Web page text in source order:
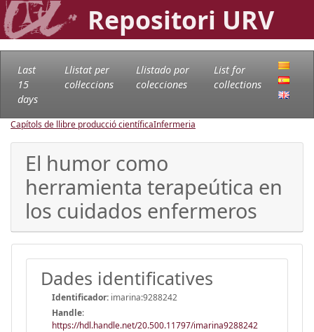
Repositori URV
Last
15
days
Llistat per
col·leccions
Llistado por
colecciones
List for
collections
Capítols de llibre producció científicaInfermeria
El humor como
herramienta terapeútica en
los cuidados enfermeros
Dades identificatives
Identificador: imarina:9288242
Handle:
https://hdl.handle.net/20.500.11797/imarina9288242